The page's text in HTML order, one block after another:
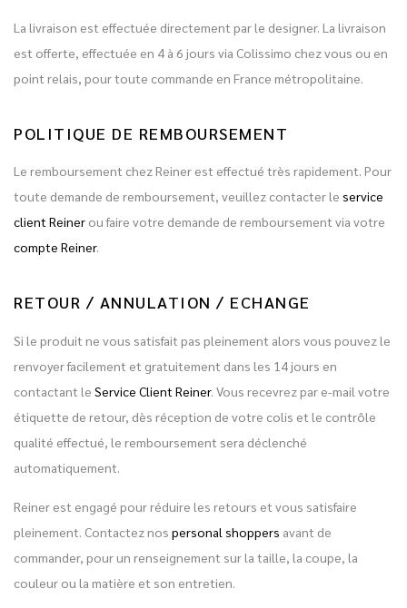
La livraison est effectuée directement par le designer. La livraison
est offerte, effectuée en 4 à 6 jours via Colissimo chez vous ou en
point relais, pour toute commande en France métropolitaine.
POLITIQUE DE REMBOURSEMENT
Le remboursement chez Reiner est effectué très rapidement. Pour
toute demande de remboursement, veuillez contacter le service
client Reiner ou faire votre demande de remboursement via votre
compte Reiner.
RETOUR / ANNULATION / ECHANGE
Si le produit ne vous satisfait pas pleinement alors vous pouvez le
renvoyer facilement et gratuitement dans les 14 jours en
contactant le Service Client Reiner. Vous recevrez par e-mail votre
étiquette de retour, dès réception de votre colis et le contrôle
qualité effectué, le remboursement sera déclenché
automatiquement.
Reiner est engagé pour réduire les retours et vous satisfaire
pleinement. Contactez nos personal shoppers avant de
commander, pour un renseignement sur la taille, la coupe, la
couleur ou la matière et son entretien.